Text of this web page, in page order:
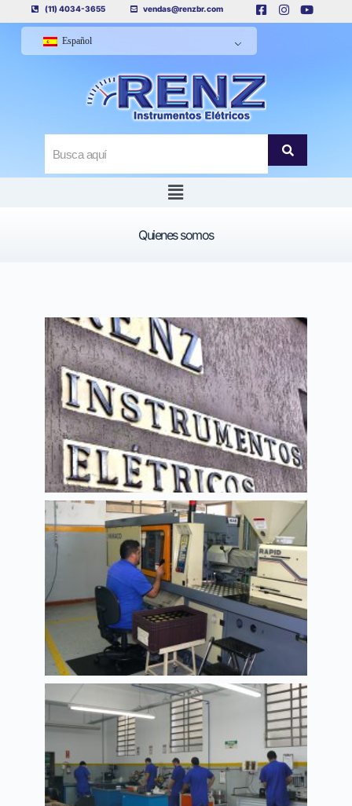
(11) 4034-3655 vendas@renzbr.com
Español
Quienes somos